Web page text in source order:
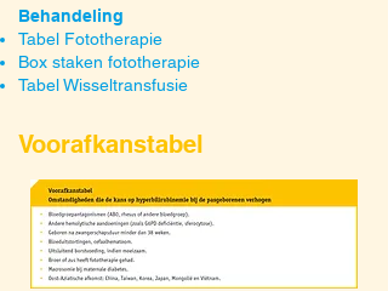
Behandeling
Tabel Fototherapie
Box staken fototherapie
Tabel Wisseltransfusie
Voorafkanstabel